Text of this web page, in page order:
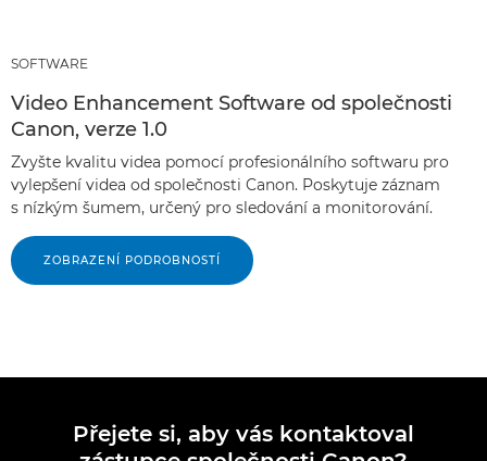
SOFTWARE
Video Enhancement Software od společnosti
Canon, verze 1.0
Zvyšte kvalitu videa pomocí profesionálního softwaru pro
vylepšení videa od společnosti Canon. Poskytuje záznam
s nízkým šumem, určený pro sledování a monitorování.
ZOBRAZENÍ PODROBNOSTÍ
Přejete si, aby vás kontaktoval